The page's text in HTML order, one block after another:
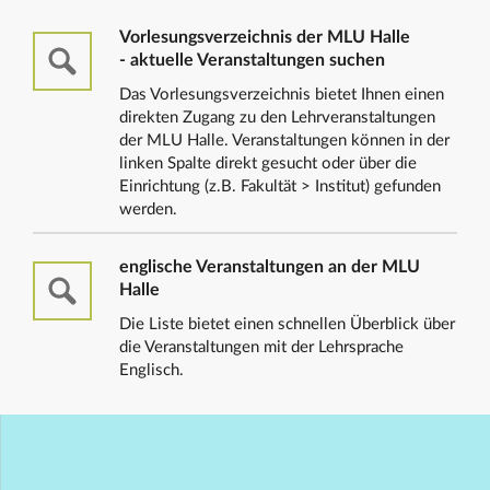
Vorlesungsverzeichnis der MLU Halle
- aktuelle Veranstaltungen suchen
Das Vorlesungsverzeichnis bietet Ihnen einen
direkten Zugang zu den Lehrveranstaltungen
der MLU Halle. Veranstaltungen können in der
linken Spalte direkt gesucht oder über die
Einrichtung (z.B. Fakultät > Institut) gefunden
werden.
englische Veranstaltungen an der MLU
Halle
Die Liste bietet einen schnellen Überblick über
die Veranstaltungen mit der Lehrsprache
Englisch.